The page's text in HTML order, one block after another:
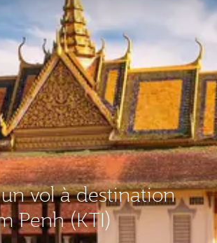
un vol à destination
Penh (KTI)